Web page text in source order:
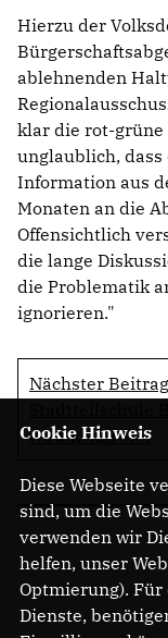
Hierzu der
ablehnenden
klar die rot-grüne
unglaublich,
Information aus
Monaten an die
Offensichtlich
die lange
die Problematik
ignorieren."
Nächster Beitrag
wird konkreter
Cookie Hinweis
Diese Webseite
sind, um die
verwenden wir
helfen, unser
Optmierung).
Dienste,